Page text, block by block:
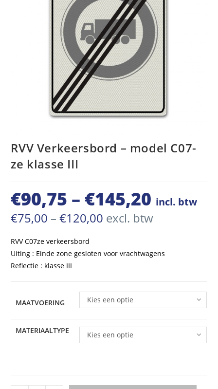
RVV Verkeersbord – model C07-
ze klasse III
€90,75 – €145,20 Prijsklasse:
incl. btw
€75,00 – €120,00 Prijsklasse:
€75,00
excl. btw
RVV C07ze verkeersbord
Uiting : Einde zone gesloten voor vrachtwagens
Reflectie : klasse III
MAATVOERING Kies een optie
MATERIAALTYPE Kies een optie